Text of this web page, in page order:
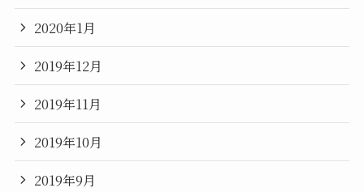
2020年1月
2019年12月
2019年11月
2019年10月
2019年9月